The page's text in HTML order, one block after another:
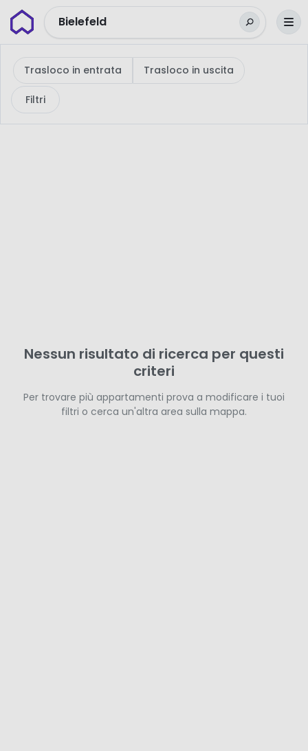
WunderflatsBielefeld
Trasloco in entrata Trasloco in uscita
Filtri
Nessun risultato di ricerca per questi
criteri
Per trovare più appartamenti prova a modificare i tuoi
filtri o cerca un'altra area sulla mappa.